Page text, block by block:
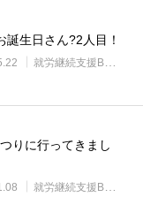
誕生日さん?2人目！
就労継続支援B型・ニコサービス
りに行ってきまし
就労継続支援B型・ニコサービス